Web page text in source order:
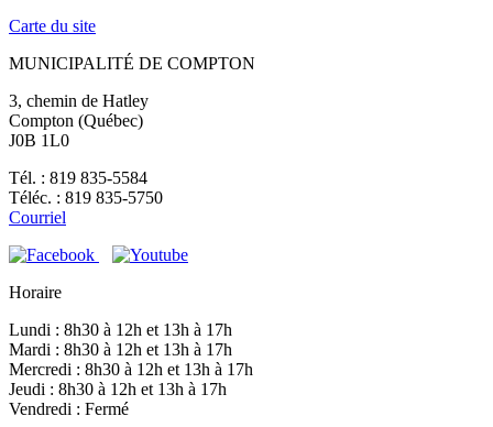
Carte du site
MUNICIPALITÉ DE COMPTON
3, chemin de Hatley
Compton (Québec)
J0B 1L0
Tél. : 819 835-5584
Téléc. : 819 835-5750
Courriel
Horaire
Lundi : 8h30 à 12h et 13h à 17h
Mardi : 8h30 à 12h et 13h à 17h
Mercredi : 8h30 à 12h et 13h à 17h
Jeudi : 8h30 à 12h et 13h à 17h
Vendredi : Fermé